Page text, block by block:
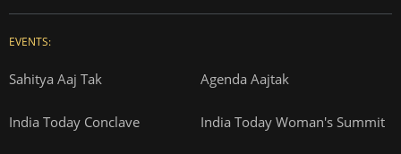
EVENTS:
Sahitya Aaj Tak Agenda Aajtak
India Today Conclave India Today Woman's Summit